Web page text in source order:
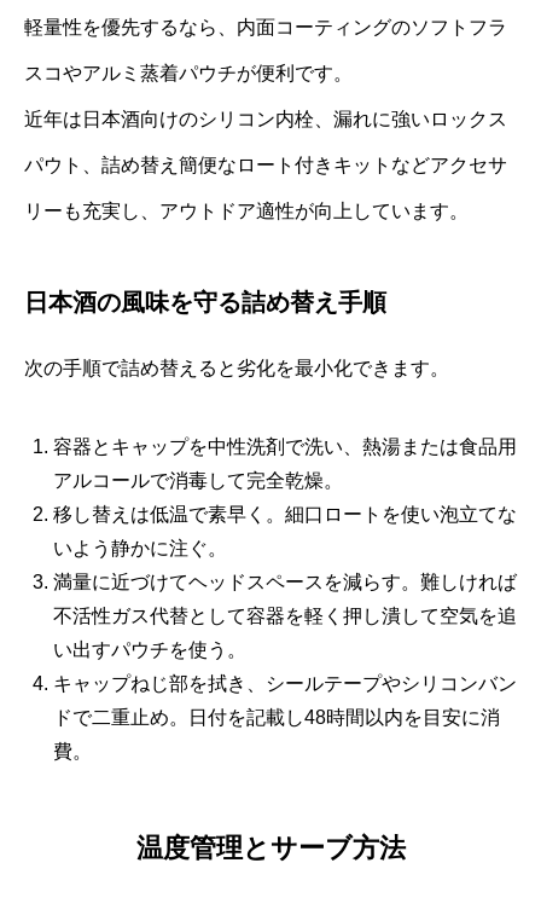
軽量性を優先するなら、内面コーティングのソフトフラ
スコやアルミ蒸着パウチが便利です。
近年は日本酒向けのシリコン内栓、漏れに強いロックス
パウト、詰め替え簡便なロート付きキットなどアクセサ
リーも充実し、アウトドア適性が向上しています。
日本酒の風味を守る詰め替え手順
次の手順で詰め替えると劣化を最小化できます。
容器とキャップを中性洗剤で洗い、熱湯または食品用
アルコールで消毒して完全乾燥。
移し替えは低温で素早く。細口ロートを使い泡立てな
いよう静かに注ぐ。
満量に近づけてヘッドスペースを減らす。難しければ
不活性ガス代替として容器を軽く押し潰して空気を追
い出すパウチを使う。
キャップねじ部を拭き、シールテープやシリコンバン
ドで二重止め。日付を記載し48時間以内を目安に消
費。
温度管理とサーブ方法